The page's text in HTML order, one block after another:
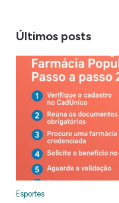
Últimos posts
Esportes